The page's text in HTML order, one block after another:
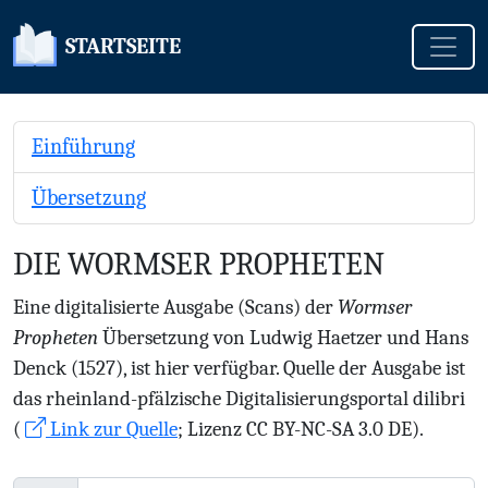
STARTSEITE
Einführung
Übersetzung
DIE WORMSER PROPHETEN
Eine digitalisierte Ausgabe (Scans) der Wormser
ProphetenÜbersetzung von Ludwig Haetzer und Hans
Denck (1527), ist hier verfügbar. Quelle der Ausgabe ist
das rheinland-pfälzische Digitalisierungsportal dilibri
(
Link zur Quelle; Lizenz CC BY-NC-SA 3.0 DE).